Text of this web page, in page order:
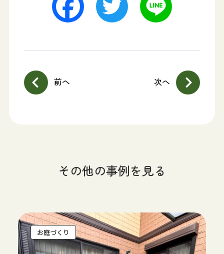
Facebook Twitter
前へ 次へ
その他の事例を見る
お庭づくり